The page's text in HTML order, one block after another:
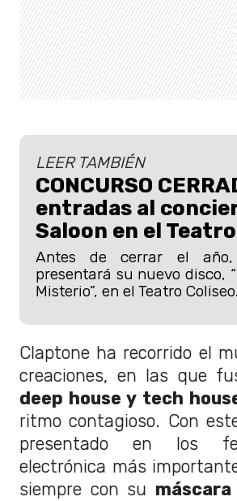
LEER TAMBIÉN
CONCURSO
entradas al
Saloon en el
Antes de cerrar el año,
presentará su nuevo disco,
Misterio”, en el Teatro Coliseo.
Claptone ha recorrido el
creaciones, en las que
deep house y tech
ritmo contagioso. Con
presentado en los
electrónica más
siempre con su